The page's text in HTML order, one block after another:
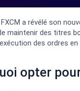
a révélé son
maintenir des titres
des ordres
opter